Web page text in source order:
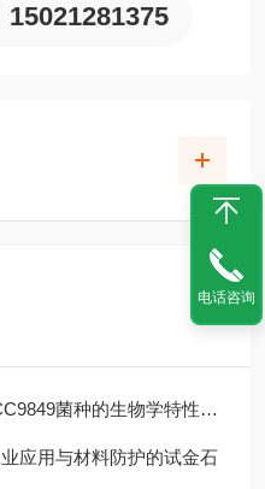
15021281375
菌种的生物学特性与风险
应用与材料防护的试金石
电话咨询